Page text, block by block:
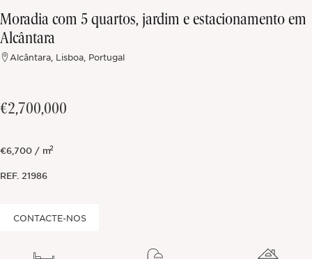
Moradia com 5 quartos, jardim e estacionamento em
Alcântara
Alcântara, Lisboa, Portugal
€2,700,000
€6,700 / m2
REF. 21986
CONTACTE-NOS
Fora do mercado
Todas as propriedades